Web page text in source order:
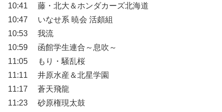
10:41 藤・北大＆ホンダカーズ北海道
10:47 いなせ系 暁会 活頗組
10:53 我流
10:59 函館学生連合～息吹～
11:05 もり・騒乱桜
11:11 井原水産＆北星学園
11:17 蒼天飛龍
11:23 砂原権現太鼓